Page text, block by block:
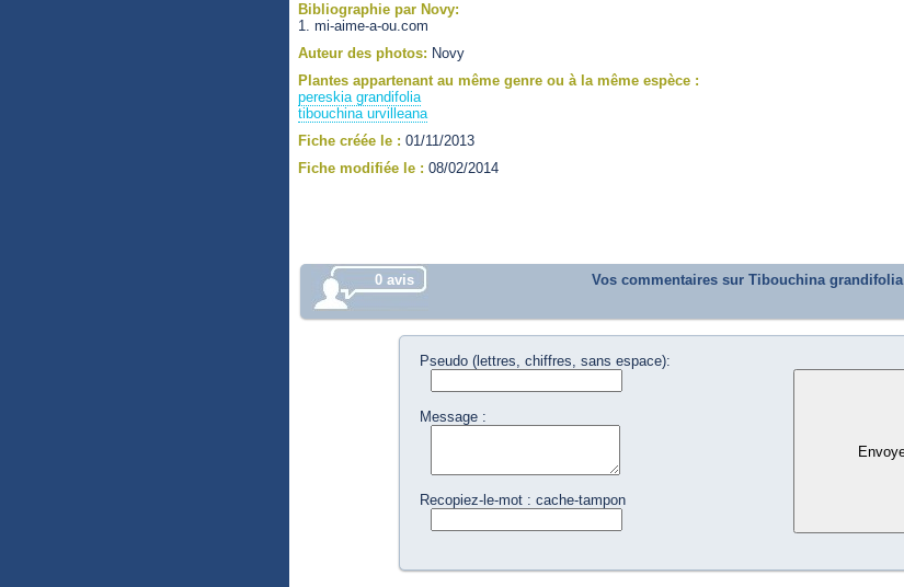
Bibliographie par Novy:
1. mi-aime-a-ou.com
Auteur des photos: Novy
Plantes appartenant au même genre ou à la même espèce :
pereskia grandifolia
tibouchina urvilleana
Fiche créée le : 01/11/2013
Fiche modifiée le : 08/02/2014
0 avis Vos commentaires sur Tibouchina grandifolia
Pseudo (lettres, chiffres, sans espace):
Message :
Recopiez-le-mot : cache-tampon